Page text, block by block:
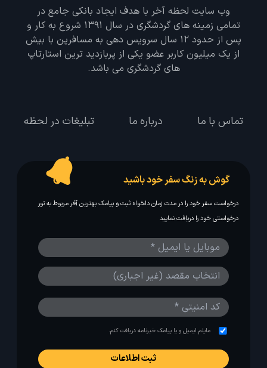
وب سایت لحظه آخر با هدف ایجاد بانکی جامع در
تمامی زمینه های گردشگری در سال 1391 شروع به کار و
پس از حدود 12 سال سرویس دهی به مسافرین با بیش
از یک میلیون کاربر عضو یکی از پربازدید ترین استارتاپ
های گردشگری می باشد.
تماس با ما درباره ما تبلیغات در لحظه
گوش به زنگ سفر خود باشید
درخواست سفر خود را در مدت زمان دلخواه ثبت و پیامک بهترین آفر مربوط به تور
درخواستی خود را دریافت نمایید
مایلم ایمیل و یا پیامک خبرنامه دریافت کنم.